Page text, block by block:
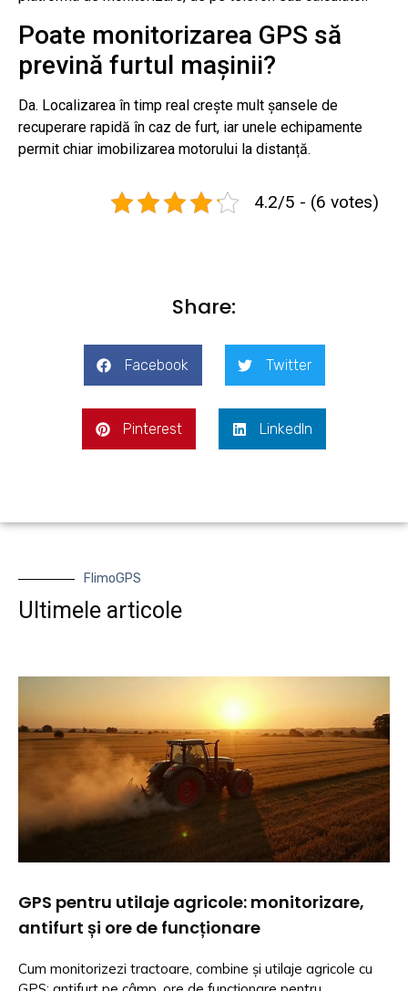
Poate monitorizarea GPS să
prevină furtul mașinii?
Da. Localizarea în timp real crește mult șansele de
recuperare rapidă în caz de furt, iar unele echipamente
permit chiar imobilizarea motorului la distanță.
4.2/5 - (6 votes)
Share:
Facebook Twitter
Pinterest LinkedIn
FlimoGPS
Ultimele articole
GPS pentru utilaje agricole: monitorizare,
antifurt și ore de funcționare
Cum monitorizezi tractoare, combine și utilaje agricole cu